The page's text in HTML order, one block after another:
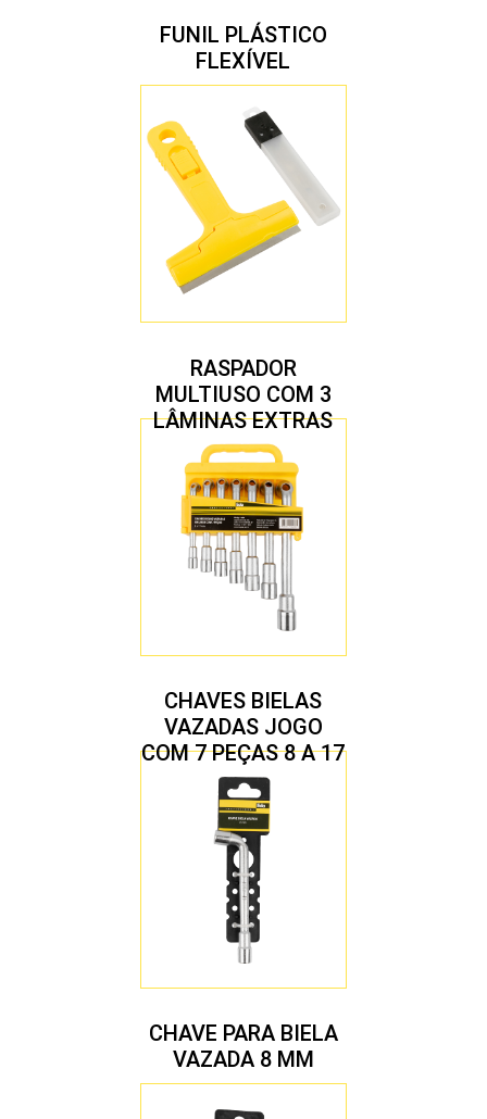
FUNIL PLÁSTICO
FLEXÍVEL
RASPADOR
MULTIUSO COM 3
LÂMINAS EXTRAS
CHAVES BIELAS
VAZADAS JOGO
COM 7 PEÇAS 8 A 17
MM
CHAVE PARA BIELA
VAZADA 8 MM